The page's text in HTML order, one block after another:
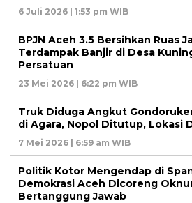
6 Juli 2026 | 1:53 pm WIB
BPJN Aceh 3.5 Bersihkan Ruas
Terdampak Banjir di Desa
Persatuan
23 Mei 2026 | 6:22 pm WIB
Truk Diduga Angkut
di Agara, Nopol Ditutup, Lokasi
7 Mei 2026 | 6:59 am WIB
Politik Kotor Mengendap di
Demokrasi Aceh Dicoreng
Bertanggung Jawab